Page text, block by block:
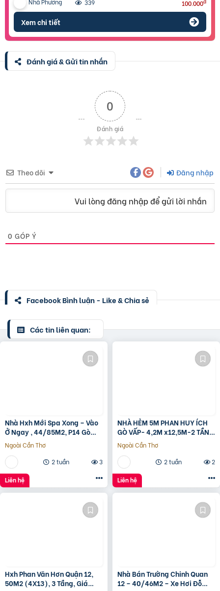
Nhã Phương 339 100.000
Xem chi tiết
Đánh giá & Gửi tin nhắn
0
Đánh giá
Theo dõi Đăng nhập
Vui lòng đăng nhập để gửi lời nhắn
0 GÓP Ý
Facebook Bình luận - Like & Chia sẻ
Các tin liên quan:
Nhà Hxh Mới Spa Xong – Vào
Ở Ngay , 44/85M2, P14 Gò
Vấp, Giá 4.X Tỷ
Ngoài Cần Thơ
2 tuần
3
Liên hệ
NHÀ HẺM 5M PHAN HUY ÍCH
GÒ VẤP- 4,2M x12,5M-2 TẦNG
– GIÁ 4,4 TỶ
Ngoài Cần Thơ
2 tuần
2
Liên hệ
Hxh Phan Văn Hơn Quận 12,
50M2 (4X13), 3 Tầng, Giá
Nhà Bán Trường Chinh Quan
12 – 40/46M2 – Xe Hơi Đỗ